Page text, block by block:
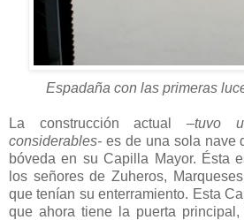
Espadaña con las primeras
La construcción actual–tuvo
considerables- es de una sola nave
bóveda en su Capilla Mayor. Ésta
los señores de Zuheros,
que tenían su enterramiento. Esta
que ahora tiene la puerta